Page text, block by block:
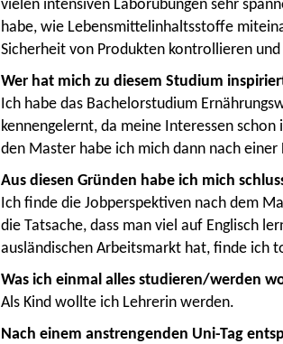
vielen intensiven Laborübungen sehr
habe, wie Lebensmittelinhaltsstoffe
Sicherheit von Produkten kontrollieren
Wer hat mich zu diesem Studium
Ich habe das Bachelorstudium
kennengelernt, da meine Interessen
den Master habe ich mich dann nach
Aus diesen Gründen habe ich mich
Ich finde die Jobperspektiven nach dem
die Tatsache, dass man viel auf Englisch
ausländischen Arbeitsmarkt hat, finde ich
Was ich einmal alles studieren/werden
Als Kind wollte ich Lehrerin werden.
Nach einem anstrengenden Uni-Tag